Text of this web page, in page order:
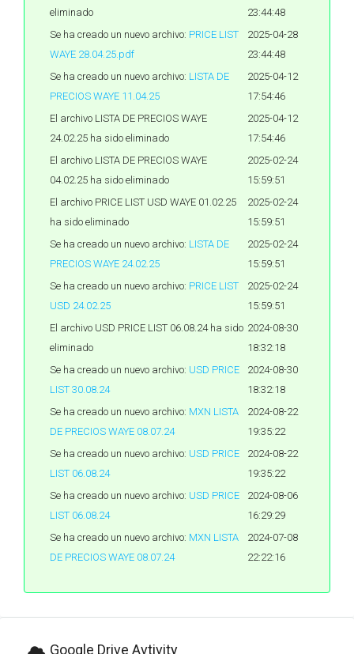
eliminado
23:44:48
Se ha creado un nuevo archivo: PRICE LIST
WAYE 28.04.25.pdf
2025-04-28
23:44:48
Se ha creado un nuevo archivo: LISTA DE
PRECIOS WAYE 11.04.25
2025-04-12
17:54:46
El archivo LISTA DE PRECIOS WAYE
24.02.25 ha sido eliminado
2025-04-12
17:54:46
El archivo LISTA DE PRECIOS WAYE
04.02.25 ha sido eliminado
2025-02-24
15:59:51
El archivo PRICE LIST USD WAYE 01.02.25
ha sido eliminado
2025-02-24
15:59:51
Se ha creado un nuevo archivo: LISTA DE
PRECIOS WAYE 24.02.25
2025-02-24
15:59:51
Se ha creado un nuevo archivo: PRICE LIST
USD 24.02.25
2025-02-24
15:59:51
El archivo USD PRICE LIST 06.08.24 ha sido
eliminado
2024-08-30
18:32:18
Se ha creado un nuevo archivo: USD PRICE
LIST 30.08.24
2024-08-30
18:32:18
Se ha creado un nuevo archivo: MXN LISTA
DE PRECIOS WAYE 08.07.24
2024-08-22
19:35:22
Se ha creado un nuevo archivo: USD PRICE
LIST 06.08.24
2024-08-22
19:35:22
Se ha creado un nuevo archivo: USD PRICE
LIST 06.08.24
2024-08-06
16:29:29
Se ha creado un nuevo archivo: MXN LISTA
DE PRECIOS WAYE 08.07.24
2024-07-08
22:22:16
Google Drive Avtivity